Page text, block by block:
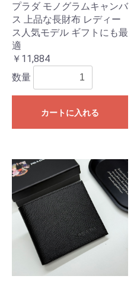
プラダ モノグラムキャンバ
ス 上品な長財布 レディー
ス人気モデル ギフトにも最
適
￥11,884
数量
カートに入れる